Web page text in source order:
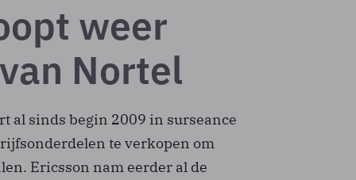
weer
Nortel
al sinds begin 2009 in surseance
te verkopen om
Ericsson nam eerder al de